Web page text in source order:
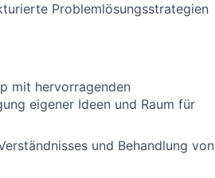
Problemlösungsstrategien
mit hervorragenden
eigener Ideen und Raum für
und Behandlung von